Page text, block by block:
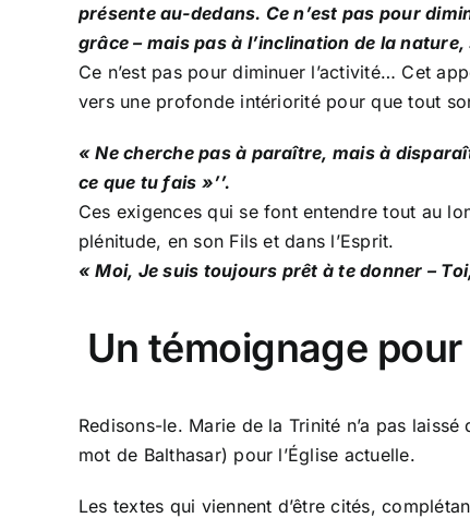
présente au-dedans. Ce n’est pas pour
grâce – mais pas à l’inclination de la
Ce n’est pas pour diminuer l’activité… Cet
vers une profonde intériorité pour que tout
« Ne cherche pas à paraître, mais à
ce que tu fais »’’.
Ces exigences qui se font entendre tout au
plénitude, en son Fils et dans l’Esprit.
« Moi, Je suis toujours prêt à te donner –
Un témoignage pour
Redisons-le. Marie de la Trinité n’a pas
mot de Balthasar) pour l’Église actuelle.
Les textes qui viennent d’être cités,